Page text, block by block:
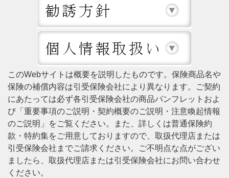
このWebサイトは概要を説明したものです。保険商品名や
保険の補償内容は引受保険会社により異なります。ご契約
にあたっては必ず各引受保険会社の商品パンフレットおよ
び「重要事項のご説明・契約概要のご説明・注意喚起情報
のご説明」をご覧ください。また、詳しくは普通保険約
款・特約集をご用意しておりますので、取扱代理店または
引受保険会社までご請求ください。ご不明点な点がござい
ましたら、取扱代理店または引受保険会社にお問い合わせ
ください。